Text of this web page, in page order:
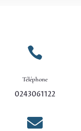

Téléphone
0243061122
